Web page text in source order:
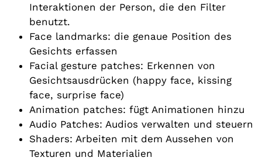
Interaktionen der Person, die den Filter
benutzt.
Face landmarks: die genaue Position des
Gesichts erfassen
Facial gesture patches: Erkennen von
Gesichtsausdrücken (happy face, kissing
face, surprise face)
Animation patches: fügt Animationen hinzu
Audio Patches: Audios verwalten und steuern
Shaders: Arbeiten mit dem Aussehen von
Texturen und Materialien